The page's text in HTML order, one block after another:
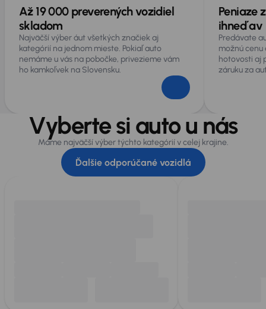
Až 19 000 preverených vozidiel
skladom
Najväčší výber áut všetkých značiek aj
kategórií na jednom mieste. Pokiaľ auto
nemáme u vás na pobočke, privezieme vám
ho kamkoľvek na Slovensku.
Peniaze
ihneď av
Predávate
možnú
hotovosti aj
záruku za
Vyberte si auto u nás
Máme najväčší výber týchto kategórií v celej krajine.
Ďalšie odporúčané vozidlá